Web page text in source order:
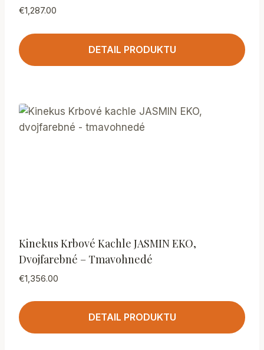
€1,287.00
DETAIL PRODUKTU
Kinekus Krbové Kachle JASMIN EKO,
Dvojfarebné – Tmavohnedé
€1,356.00
DETAIL PRODUKTU